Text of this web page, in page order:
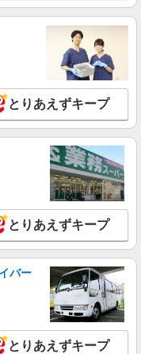
とりあえずキープ
とりあえずキープ
バー
とりあえずキープ